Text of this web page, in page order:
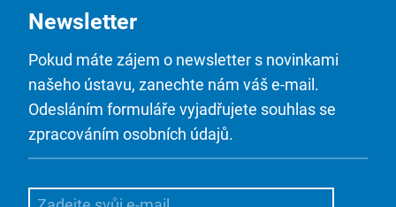
Newsletter
Pokud máte zájem o newsletter s novinkami
našeho ústavu, zanechte nám váš e-mail.
Odesláním formuláře vyjadřujete souhlas se
zpracováním osobních údajů.